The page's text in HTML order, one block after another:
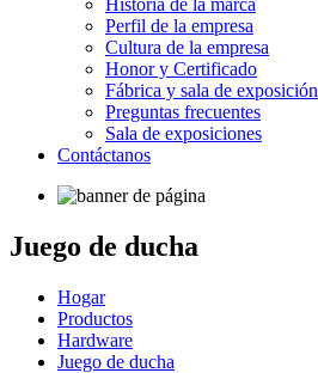
Historia de la marca
Perfil de la empresa
Cultura de la empresa
Honor y Certificado
Fábrica y sala de exposición
Preguntas frecuentes
Sala de exposiciones
Contáctanos
Juego de ducha
Hogar
Productos
Hardware
Juego de ducha